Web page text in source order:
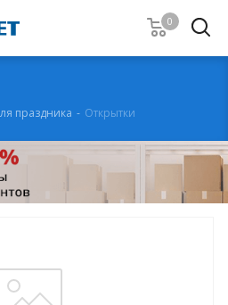
0
праздника - Открытки